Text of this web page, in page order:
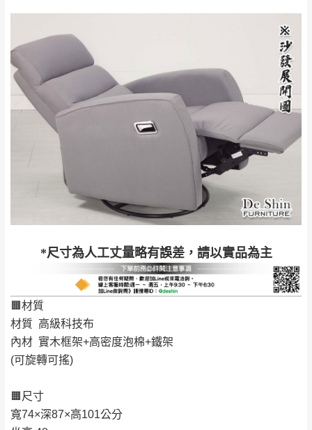
*尺寸為人工丈量略有誤差，請以實品為主
🟧材質
材質 高級科技布
內材 實木框架+高密度泡棉+鐵架
(可旋轉可搖)
🟧尺寸
寬74×深87×高101公分
苗栗
$ 9,000以上：免
運費
$ 9,000以下：
NT$500元
＊A108產品另收運費
卓蘭鎮、三灣、通
霄山區、西湖、泰
安鄉、大湖鄉、頭
屋、獅潭鄉
配送天數：5~14天
到貨時間：指定送貨日當天以電話聯絡確認
台北市、新北市地區固定每周(三)、(日)兩天收送貨
暫無配送地區
雄、屏東、宜蘭、 花蓮、台東、金門、馬祖、澎湖地區
（可於LINE線上詢問 →
加收說明
快速到貨商品，無法指定特定時間送達，司
天在家等貨，以節省您的寶貴時間。
由於百貨公司配送較為不易，故暫無法配送
至百貨公司內部。
發票寄送：
若您選擇三聯式或索取兩聯式發票，發票將於商品
完成出貨15個工作天另行寄出，另外約加上2~7個
工作天內送達，如遇國定假日將順延寄送。
公司客服人員，我們將為您更換新品，運費
皆由本站負責，所有退回及換貨之商品必須
是全新狀態且完整包裝，床墊、床包、枕頭
包裝、廠商紙及所有附隨文件或資料之完整
性)，若未依照上述方式處理，恕無法接受退
貨。
際商品的顏色、質感稍有不同，如因此而需